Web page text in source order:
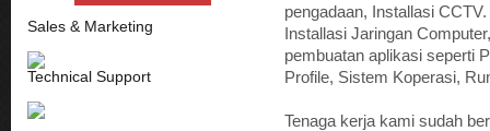
pengadaan, Installasi
Installasi Jaringan
pembuatan aplikasi seperti
Profile, Sistem Koperasi,
Tenaga kerja kami sudah
Sales & Marketing
Technical Support